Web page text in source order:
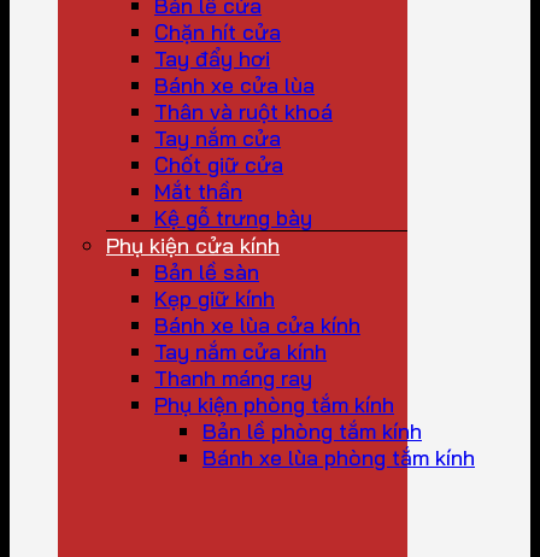
Chặn hít cửa
Tay đẩy hơi
Bánh xe cửa lùa
Thân và ruột khoá
Tay nắm cửa
Chốt giữ cửa
Mắt thần
Kệ gỗ trưng bày
Phụ kiện cửa kính
Bản lề sàn
Kẹp giữ kính
Bánh xe lùa cửa kính
Tay nắm cửa kính
Thanh máng ray
Phụ kiện phòng tắm kính
Bản lề phòng tắm kính
Bánh xe lùa phòng tắm kính